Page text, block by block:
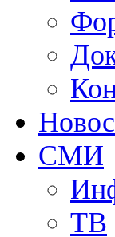
СМИ
ТВ